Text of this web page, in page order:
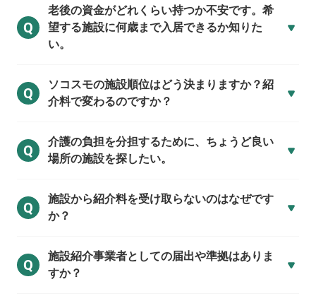
Q
老後の資金がどれくらい持つか不安です。希
望する施設に何歳まで入居できるか知りた
い。
Q
ソコスモの施設順位はどう決まりますか？紹
介料で変わるのですか？
Q
介護の負担を分担するために、ちょうど良い
場所の施設を探したい。
Q
施設から紹介料を受け取らないのはなぜです
か？
Q
施設紹介事業者としての届出や準拠はありま
すか？